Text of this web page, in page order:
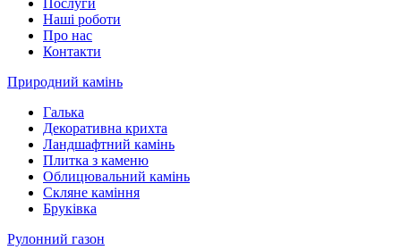
Послуги
Наші роботи
Про нас
Контакти
Природний камінь
Галька
Декоративна крихта
Ландшафтний камінь
Плитка з каменю
Облицювальний камінь
Скляне каміння
Бруківка
Рулонний газон